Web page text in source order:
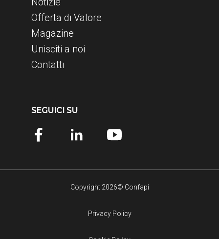
Offerta di Valore
Magazine
Unisciti a noi
Contatti
SEGUICI SU
Copyright 2026© Confapi
Privacy Policy